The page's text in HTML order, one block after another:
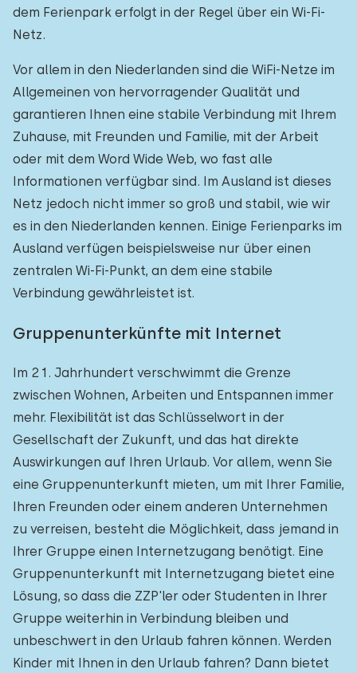
dem Ferienpark erfolgt in der Regel über ein Wi-Fi-
Netz.
Vor allem in den Niederlanden sind die WiFi-Netze im
Allgemeinen von hervorragender Qualität und
garantieren Ihnen eine stabile Verbindung mit Ihrem
Zuhause, mit Freunden und Familie, mit der Arbeit
oder mit dem Word Wide Web, wo fast alle
Informationen verfügbar sind. Im Ausland ist dieses
Netz jedoch nicht immer so groß und stabil, wie wir
es in den Niederlanden kennen. Einige Ferienparks im
Ausland verfügen beispielsweise nur über einen
zentralen Wi-Fi-Punkt, an dem eine stabile
Verbindung gewährleistet ist.
Gruppenunterkünfte mit Internet
Im 21. Jahrhundert verschwimmt die Grenze
zwischen Wohnen, Arbeiten und Entspannen immer
mehr. Flexibilität ist das Schlüsselwort in der
Gesellschaft der Zukunft, und das hat direkte
Auswirkungen auf Ihren Urlaub. Vor allem, wenn Sie
eine Gruppenunterkunft mieten, um mit Ihrer Familie,
Ihren Freunden oder einem anderen Unternehmen
zu verreisen, besteht die Möglichkeit, dass jemand in
Ihrer Gruppe einen Internetzugang benötigt. Eine
Gruppenunterkunft mit Internetzugang bietet eine
Lösung, so dass die ZZP'ler oder Studenten in Ihrer
Gruppe weiterhin in Verbindung bleiben und
unbeschwert in den Urlaub fahren können. Werden
Kinder mit Ihnen in den Urlaub fahren? Dann bietet